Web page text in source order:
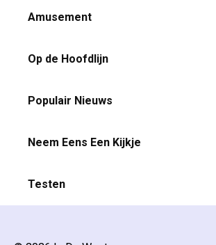
Amusement
Op de Hoofdlijn
Populair Nieuws
Neem Eens Een Kijkje
Testen